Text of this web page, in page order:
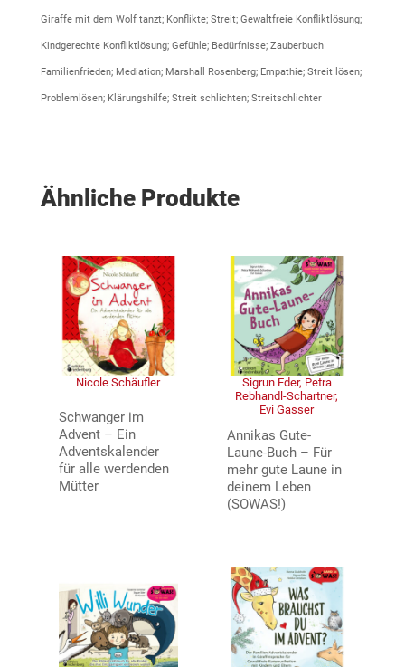
Giraffe mit dem Wolf tanzt; Konflikte; Streit; Gewaltfreie Konfliktlösung;
Kindgerechte Konfliktlösung; Gefühle; Bedürfnisse; Zauberbuch
Familienfrieden; Mediation; Marshall Rosenberg; Empathie; Streit lösen;
Problemlösen; Klärungshilfe; Streit schlichten; Streitschlichter
Ähnliche Produkte
Nicole Schäufler
Schwanger im
Advent – Ein
Adventskalender
für alle werdenden
Mütter
Sigrun Eder, Petra
Rebhandl-Schartner,
Evi Gasser
Annikas Gute-
Laune-Buch – Für
mehr gute Laune in
deinem Leben
(SOWAS!)